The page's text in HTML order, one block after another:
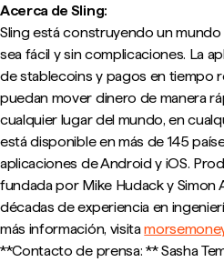
Acerca de Sling:
Sling está construyendo un
sea fácil y sin complicaciones. La
de stablecoins y pagos en tiempo
puedan mover dinero de manera
cualquier lugar del mundo, en
está disponible en más de 145
aplicaciones de Android y iOS.
fundada por Mike Hudack y Simon
décadas de experiencia en
más información, visita
**Contacto de prensa: ** Sasha